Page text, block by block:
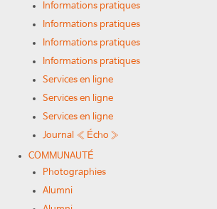
Informations pratiques
Informations pratiques
Informations pratiques
Informations pratiques
Services en ligne
Services en ligne
Services en ligne
Journal « Écho »
COMMUNAUTÉ
Photographies
Alumni